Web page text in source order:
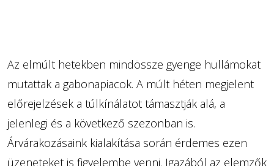
Az elmúlt hetekben mindössze gyenge hullámokat
mutattak a gabonapiacok. A múlt héten megjelent
előrejelzések a túlkínálatot támasztják alá, a
jelenlegi és a következő szezonban is.
Árvárakozásaink kialakítása során érdemes ezen
üzeneteket is figyelembe venni. Igazából az elemzők